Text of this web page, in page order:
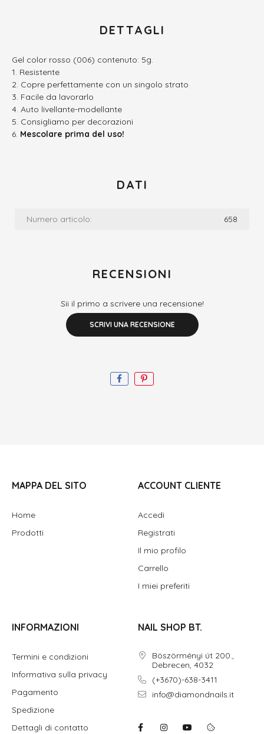
DETTAGLI
Gel color rosso (006) contenuto: 5g.
Resistente
Copre perfettamente con un singolo strato
Facile da lavorarlo
Auto livellante-modellante
Consigliamo per decorazioni
Mescolare prima del uso!
DATI
Numero articolo: 658
RECENSIONI
Sii il primo a scrivere una recensione!
SCRIVI UNA RECENSIONE
MAPPA DEL SITO
Home
Prodotti
ACCOUNT CLIENTE
Accedi
Registrati
Il mio profilo
Carrello
I miei preferiti
INFORMAZIONI
Termini e condizioni
Informativa sulla privacy
Pagamento
Spedizione
Dettagli di contatto
NAIL SHOP BT.
Böszörményi út 200.,
Debrecen, 4032
(+3670)-638-3411
info@diamondnails.it